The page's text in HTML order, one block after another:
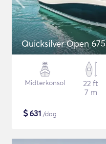
Quicksilver Open 675
Midterkonsol
22 ft
7 m
$631 /dag